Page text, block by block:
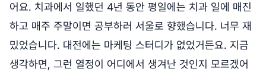
어요. 치과에서 일했던 4년 동안 평일에는 치과 일에 매진
하고 매주 주말이면 공부하러 서울로 향했습니다. 너무 재
밌었습니다. 대전에는 마케팅 스터디가 없었거든요. 지금
생각하면, 그런 열정이 어디에서 생겨난 것인지 모르겠어